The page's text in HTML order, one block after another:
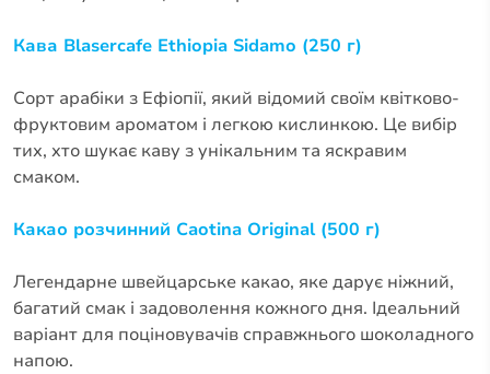
Кава Blasercafe Ethiopia Sidamo (250 г)
Сорт арабіки з Ефіопії, який відомий своїм квітково-
фруктовим ароматом і легкою кислинкою. Це вибір
тих, хто шукає каву з унікальним та яскравим
смаком.
Какао розчинний Caotina Original (500 г)
Легендарне швейцарське какао, яке дарує ніжний,
багатий смак і задоволення кожного дня. Ідеальний
варіант для поціновувачів справжнього шоколадного
напою.